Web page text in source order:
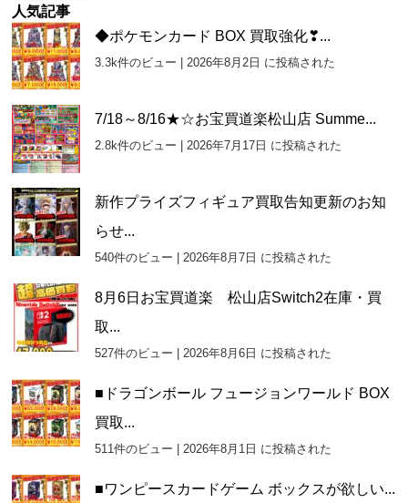
ー
カ
イ
ブ
人気記事
◆ポケモンカード BOX 買取強化❣...
3.3k件のビュー |2026年8月2日 に投稿された
7/18～8/16★☆お宝買道楽松山店 Summe...
2.8k件のビュー |2026年7月17日 に投稿された
新作プライズフィギュア買取告知更新のお知
らせ...
540件のビュー |2026年8月7日 に投稿された
8月6日お宝買道楽 松山店Switch2在庫・買
取...
527件のビュー |2026年8月6日 に投稿された
■ドラゴンボール フュージョンワールド BOX
買取...
511件のビュー |2026年8月1日 に投稿された
■ワンピースカードゲーム ボックスが欲しい...